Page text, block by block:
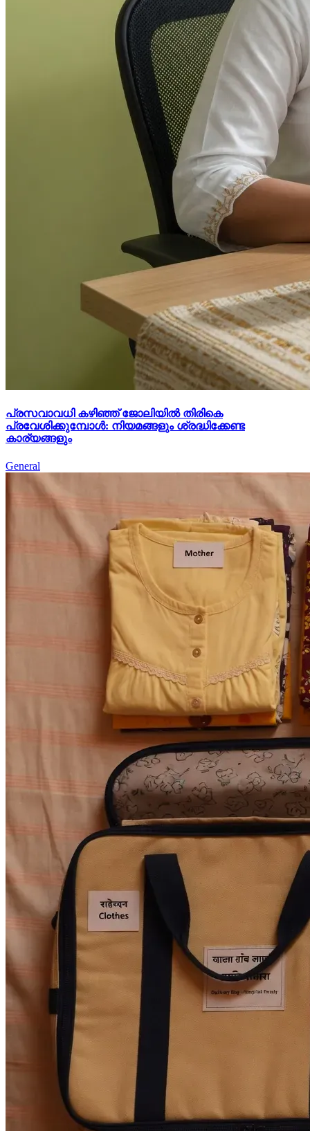
പ്രസവാവധി കഴിഞ്ഞ് ജോലിയിൽ തിരികെ
പ്രവേശിക്കുമ്പോൾ: നിയമങ്ങളും ശ്രദ്ധിക്കേണ്ട
കാര്യങ്ങളും
General